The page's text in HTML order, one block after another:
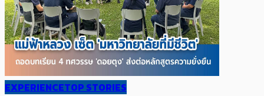
EXPERIENCETOP STORIES